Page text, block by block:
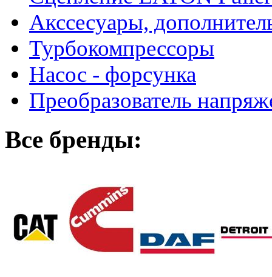
Акссесуары,
Турбокомпрессоры
Насос - форсунка
Преобразователь
Все бренды: